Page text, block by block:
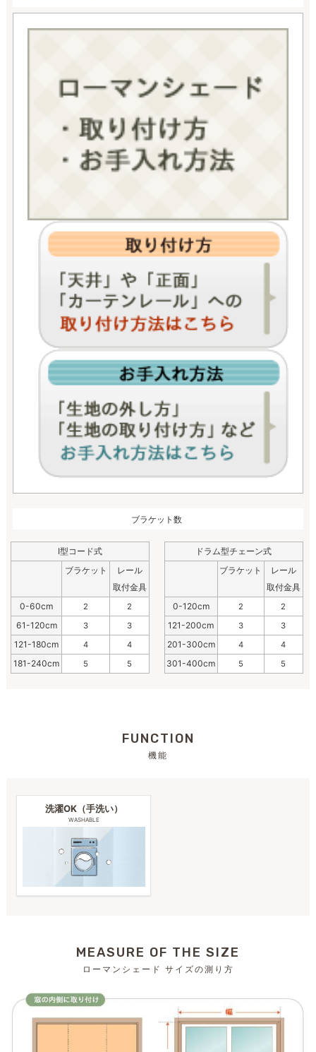
ブラケット数
I型コード式
ブラケット
レール
取付金具
0-60cm
2 2
61-120cm 3 3
121-180cm 4 4
181-240cm 5 5
ドラム型チェーン式
ブラケット
レール
取付金具
0-120cm
2 2
121-200cm 3 3
201-300cm 4 4
301-400cm 5 5
FUNCTION
機能
洗濯OK（手洗い）
WASHABLE
MEASURE OF THE SIZE
ローマンシェード サイズの測り方